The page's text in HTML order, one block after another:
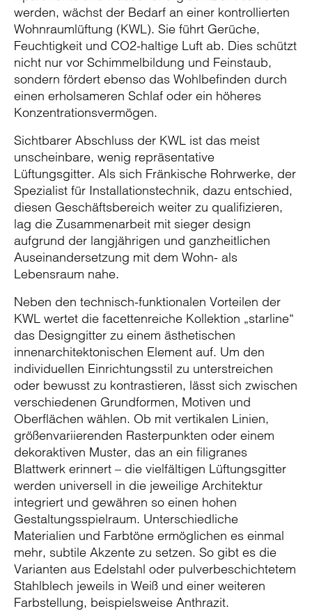
werden, wächst der Bedarf an einer kontrollierten
Wohnraumlüftung (KWL). Sie führt Gerüche,
Feuchtigkeit und CO2-haltige Luft ab. Dies schützt
nicht nur vor Schimmelbildung und Feinstaub,
sondern fördert ebenso das Wohlbefinden durch
einen erholsameren Schlaf oder ein höheres
Konzentrationsvermögen.
Sichtbarer Abschluss der KWL ist das meist
unscheinbare, wenig repräsentative
Lüftungsgitter. Als sich Fränkische Rohrwerke, der
Spezialist für Installationstechnik, dazu entschied,
diesen Geschäftsbereich weiter zu qualifizieren,
lag die Zusammenarbeit mit sieger design
aufgrund der langjährigen und ganzheitlichen
Auseinandersetzung mit dem Wohn- als
Lebensraum nahe.
Neben den technisch-funktionalen Vorteilen der
KWL wertet die facettenreiche Kollektion „starline“
das Designgitter zu einem ästhetischen
innenarchitektonischen Element auf. Um den
individuellen Einrichtungsstil zu unterstreichen
oder bewusst zu kontrastieren, lässt sich zwischen
verschiedenen Grundformen, Motiven und
Oberflächen wählen. Ob mit vertikalen Linien,
größenvariierenden Rasterpunkten oder einem
dekoraktiven Muster, das an ein filigranes
Blattwerk erinnert – die vielfältigen Lüftungsgitter
werden universell in die jeweilige Architektur
integriert und gewähren so einen hohen
Gestaltungsspielraum. Unterschiedliche
Materialien und Farbtöne ermöglichen es einmal
mehr, subtile Akzente zu setzen. So gibt es die
Varianten aus Edelstahl oder pulverbeschichtetem
Stahlblech jeweils in Weiß und einer weiteren
Farbstellung, beispielsweise Anthrazit.